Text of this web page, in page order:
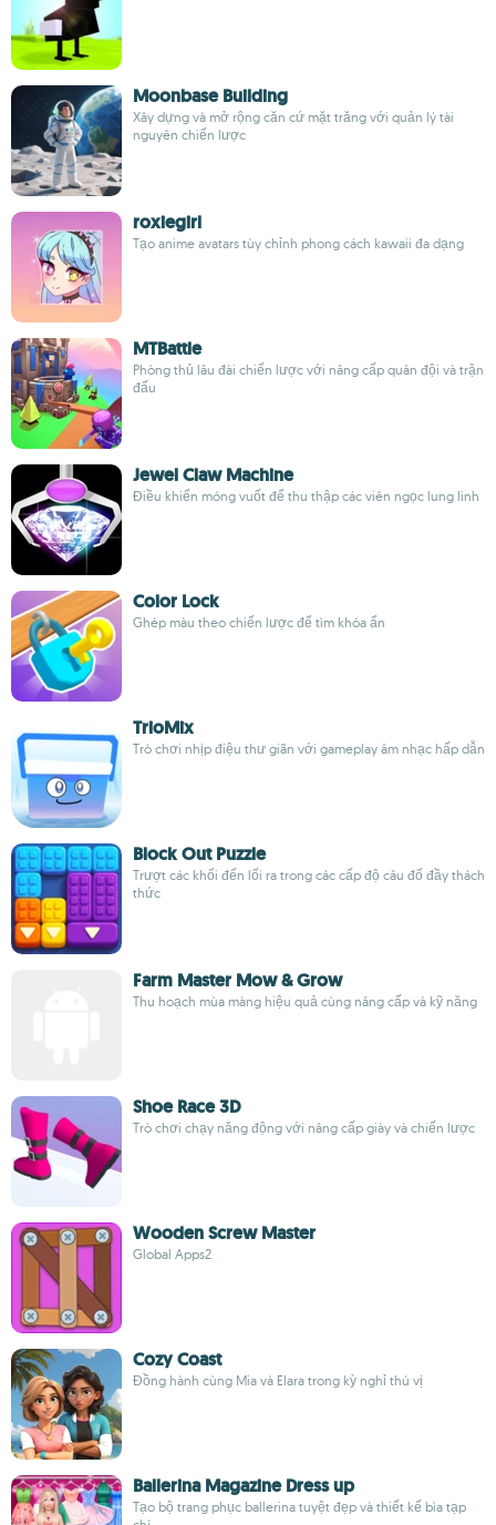
Moonbase Building
Xây dựng và mở rộng căn cứ mặt trăng với quản lý tài
nguyên chiến lược
roxiegirl
Tạo anime avatars tùy chỉnh phong cách kawaii đa dạng
MTBattle
Phòng thủ lâu đài chiến lược với nâng cấp quân đội và trận
đấu
Jewel Claw Machine
Điều khiển móng vuốt để thu thập các viên ngọc lung linh
Color Lock
Ghép màu theo chiến lược để tìm khóa ẩn
TrioMix
Trò chơi nhịp điệu thư giãn với gameplay âm nhạc hấp dẫn
Block Out Puzzle
Trượt các khối đến lối ra trong các cấp độ câu đố đầy thách
thức
Farm Master Mow & Grow
Thu hoạch mùa màng hiệu quả cùng nâng cấp và kỹ năng
Shoe Race 3D
Trò chơi chạy năng động với nâng cấp giày và chiến lược
Wooden Screw Master
Global Apps2
Cozy Coast
Đồng hành cùng Mia và Elara trong kỳ nghỉ thú vị
Ballerina Magazine Dress up
Tạo bộ trang phục ballerina tuyệt đẹp và thiết kế bìa tạp